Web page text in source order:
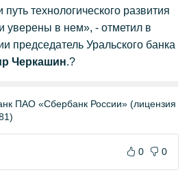
технологического развития
уверены в нем», - отметил в
председатель Уральского банка
Черкашин.?
ПАО «Сбербанк России» (лицензия
0 0